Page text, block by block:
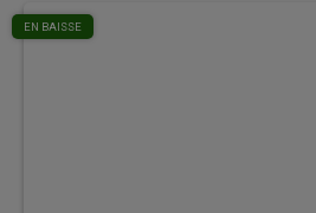
EN BAISSE